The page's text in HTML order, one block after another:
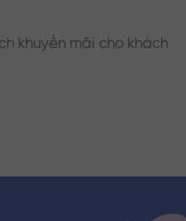
khuyến mãi cho khách